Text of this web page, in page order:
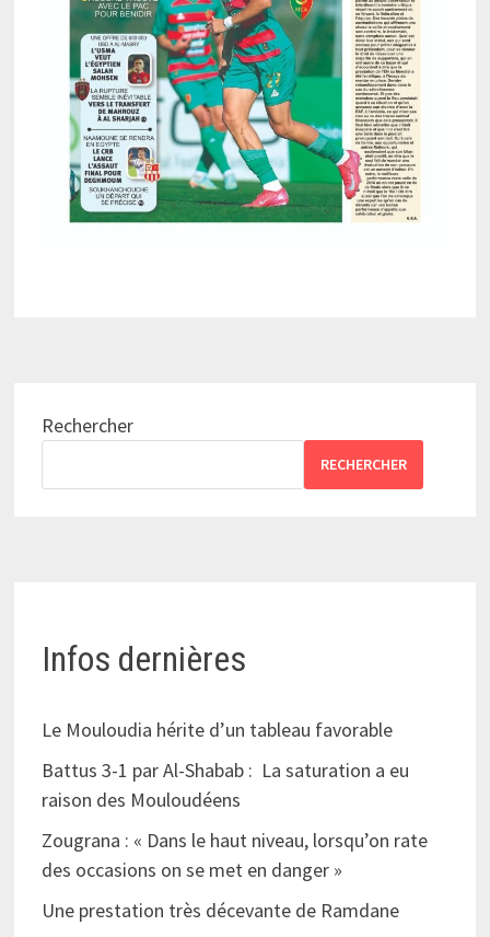
Rechercher
RECHERCHER
Infos dernières
Le Mouloudia hérite d’un tableau favorable
Battus 3-1 par Al-Shabab : La saturation a eu
raison des Mouloudéens
Zougrana : « Dans le haut niveau, lorsqu’on rate
des occasions on se met en danger »
Une prestation très décevante de Ramdane